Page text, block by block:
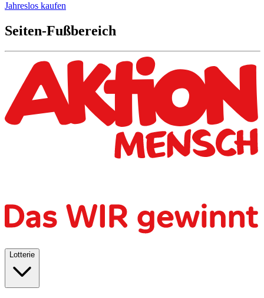
Jahreslos kaufen
Seiten-Fußbereich
Lotterie